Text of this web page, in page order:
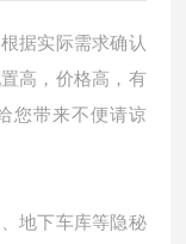
据实际需求确认
高，价格高，有
您带来不便请谅
地下车库等隐秘